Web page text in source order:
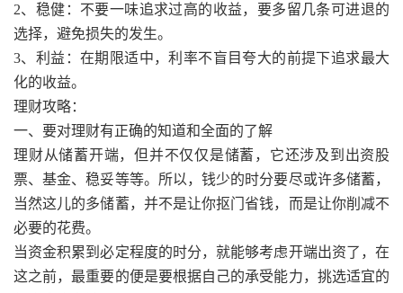
2、稳健：不要一味追求过高的收益，要多留几条可进退的
选择，避免损失的发生。
3、利益：在期限适中，利率不盲目夸大的前提下追求最大
化的收益。
理财攻略：
一、要对理财有正确的知道和全面的了解
理财从储蓄开端，但并不仅仅是储蓄，它还涉及到出资股
票、基金、稳妥等等。所以，钱少的时分要尽或许多储蓄，
当然这儿的多储蓄，并不是让你抠门省钱，而是让你削减不
必要的花费。
当资金积累到必定程度的时分，就能够考虑开端出资了，在
这之前，最重要的便是要根据自己的承受能力，挑选适宜的